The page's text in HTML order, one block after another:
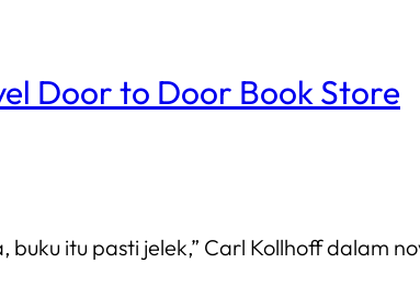
Door to Door Book Store
itu pasti jelek,” Carl Kollhoff dalam